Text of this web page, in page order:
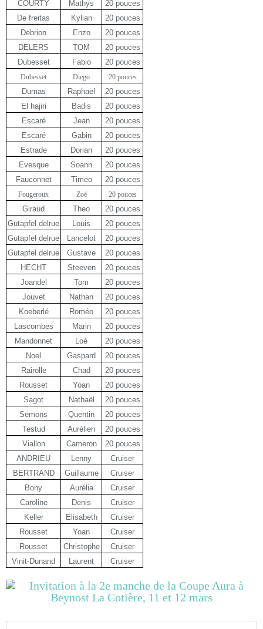
COURTY
Mathys
20 pouces
De freitas
Kylian
20 pouces
Debrion
Enzo
20 pouces
DELERS
TOM
20 pouces
Dubesset
Fabio 20 pouces
Dubesset Diego 20 pouces
Dumas Raphaël
20 pouces
El hajiri
Badis
20 pouces
Escaré
Jean
20 pouces
Escaré
Gabin
20 pouces
Estrade
Dorian
20 pouces
Evesque
Soann
20 pouces
Fauconnet
Timeo 20 pouces
Fougeroux Zoé 20 pouces
Giraud Theo
20 pouces
Gutapfel delrue
Louis
20 pouces
Gutapfel delrue
Lancelot
20 pouces
Gutapfel delrue
Gustave
20 pouces
HECHT
Steeven
20 pouces
Joandel
Tom
20 pouces
Jouvet
Nathan
20 pouces
Koeberlé
Roméo
20 pouces
Lascombes
Marin
20 pouces
Mandonnet
Loé
20 pouces
Noel
Gaspard
20 pouces
Rairolle
Chad
20 pouces
Rousset
Yoan
20 pouces
Sagot
Nathaël
20 pouces
Semons
Quentin
20 pouces
Testud
Aurélien
20 pouces
Viallon
Cameron
20 pouces
ANDRIEU
Lenny
Cruiser
BERTRAND
Guillaume
Cruiser
Bony
Aurélia
Cruiser
Caroline
Denis
Cruiser
Keller
Elisabeth
Cruiser
Rousset
Yoan
Cruiser
Rousset
Christophe
Cruiser
Vinit-Dunand
Laurent Cruiser